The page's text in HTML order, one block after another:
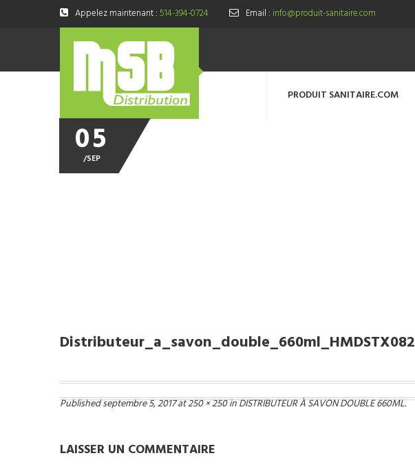
Appelez maintenant :514-394-0724 Email : info@produit-sanitaire.com
PRODUIT SANITAIRE.COM
05
/SEP
Distributeur_a_savon_double_660ml_HMDSTX082
Publishedseptembre 5, 2017at250 × 250inDISTRIBUTEUR À SAVON DOUBLE 660ML.
LAISSER UN COMMENTAIRE